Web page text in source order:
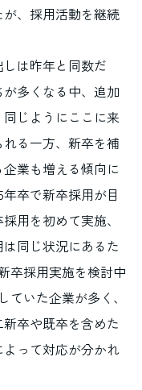
、採用活動を継続
は昨年と同数だ
多くなる中、追加
じようにここに来
る一方、新卒を補
業も増える傾向に
年卒で新卒採用が目
用を初めて実施、
同じ状況にあるた
卒採用実施を検討中
ていた企業が多く、
卒や既卒を含めた
って対応が分かれ